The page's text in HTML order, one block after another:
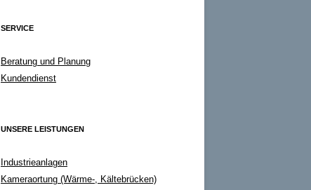
SERVICE
Beratung und Planung
Kundendienst
UNSERE LEISTUNGEN
Industrieanlagen
Kameraortung (Wärme-, Kältebrücken)